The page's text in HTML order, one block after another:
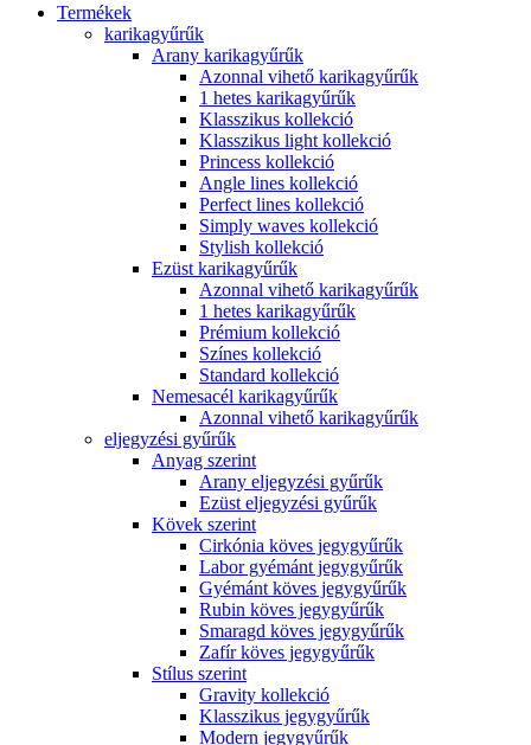
Termékek
karikagyűrűk
Arany karikagyűrűk
Azonnal vihető karikagyűrűk
1 hetes karikagyűrűk
Klasszikus kollekció
Klasszikus light kollekció
Princess kollekció
Angle lines kollekció
Perfect lines kollekció
Simply waves kollekció
Stylish kollekció
Ezüst karikagyűrűk
Azonnal vihető karikagyűrűk
1 hetes karikagyűrűk
Prémium kollekció
Színes kollekció
Standard kollekció
Nemesacél karikagyűrűk
Azonnal vihető karikagyűrűk
eljegyzési gyűrűk
Anyag szerint
Arany eljegyzési gyűrűk
Ezüst eljegyzési gyűrűk
Kövek szerint
Cirkónia köves jegygyűrűk
Labor gyémánt jegygyűrűk
Gyémánt köves jegygyűrűk
Rubin köves jegygyűrűk
Smaragd köves jegygyűrűk
Zafír köves jegygyűrűk
Stílus szerint
Gravity kollekció
Klasszikus jegygyűrűk
Modern jegygyűrűk